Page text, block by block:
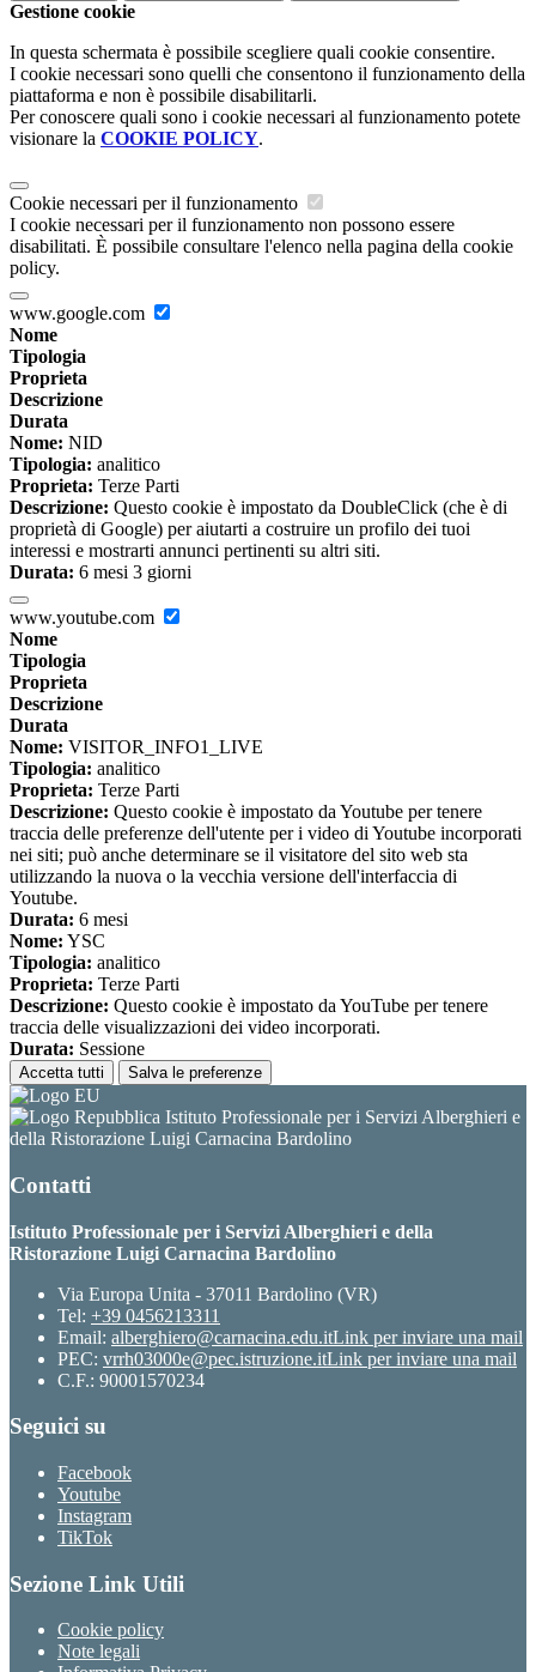
Gestione cookie
In questa schermata è possibile scegliere quali cookie consentire.
I cookie necessari sono quelli che consentono il funzionamento della
piattaforma e non è possibile disabilitarli.
Per conoscere quali sono i cookie necessari al funzionamento potete
visionare la COOKIE POLICY.
Cookie necessari per il funzionamento
I cookie necessari per il funzionamento non possono essere
disabilitati. È possibile consultare l'elenco nella pagina della cookie
policy.
www.google.com
Nome
Tipologia
Proprieta
Descrizione
Durata
Nome: NID
Tipologia: analitico
Proprieta: Terze Parti
Descrizione: Questo cookie è impostato da DoubleClick (che è di
proprietà di Google) per aiutarti a costruire un profilo dei tuoi
interessi e mostrarti annunci pertinenti su altri siti.
Durata: 6 mesi 3 giorni
www.youtube.com
Nome
Tipologia
Proprieta
Descrizione
Durata
Nome: VISITOR_INFO1_LIVE
Tipologia: analitico
Proprieta: Terze Parti
Descrizione: Questo cookie è impostato da Youtube per tenere
traccia delle preferenze dell'utente per i video di Youtube incorporati
nei siti; può anche determinare se il visitatore del sito web sta
utilizzando la nuova o la vecchia versione dell'interfaccia di
Youtube.
Durata: 6 mesi
Nome: YSC
Tipologia: analitico
Proprieta: Terze Parti
Descrizione: Questo cookie è impostato da YouTube per tenere
traccia delle visualizzazioni dei video incorporati.
Durata: Sessione
Accetta tutti Salva le preferenze
Istituto Professionale per i Servizi Alberghieri e
della Ristorazione Luigi Carnacina Bardolino
Contatti
Istituto Professionale per i Servizi Alberghieri e della
Ristorazione Luigi Carnacina Bardolino
Via Europa Unita - 37011 Bardolino (VR)
Tel: +39 0456213311
Email: alberghiero@carnacina.edu.itLink per inviare una mail
PEC: vrrh03000e@pec.istruzione.itLink per inviare una mail
C.F.: 90001570234
Seguici su
Facebook
Youtube
Instagram
TikTok
Sezione Link Utili
Cookie policy
Note legali